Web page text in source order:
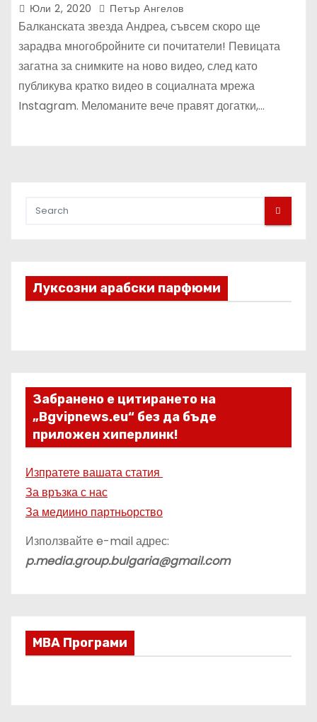
Юли 2, 2020 Петър Ангелов
Балканската звезда Андреа, съвсем скоро ще
зарадва многобройните си почитатели! Певицата
загатна за снимките на ново видео, след като
публикува кратко видео в социалната мрежа
Instagram. Меломаните вече правят догатки,…
Луксозни арабски парфюми
Забранено е цитирането на
„Bgvipnews.eu“ без да бъде
приложен хиперлинк!
Изпратете вашата статия
За връзка с нас
За медиино партньорство
Използвайте e-mail адрес:
p.media.group.bulgaria@gmail.com
МВА Програми